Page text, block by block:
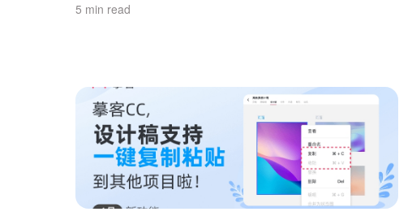
优化，其中重点要跟大家介绍的是：【新增】公开分享项目时，
5 min read